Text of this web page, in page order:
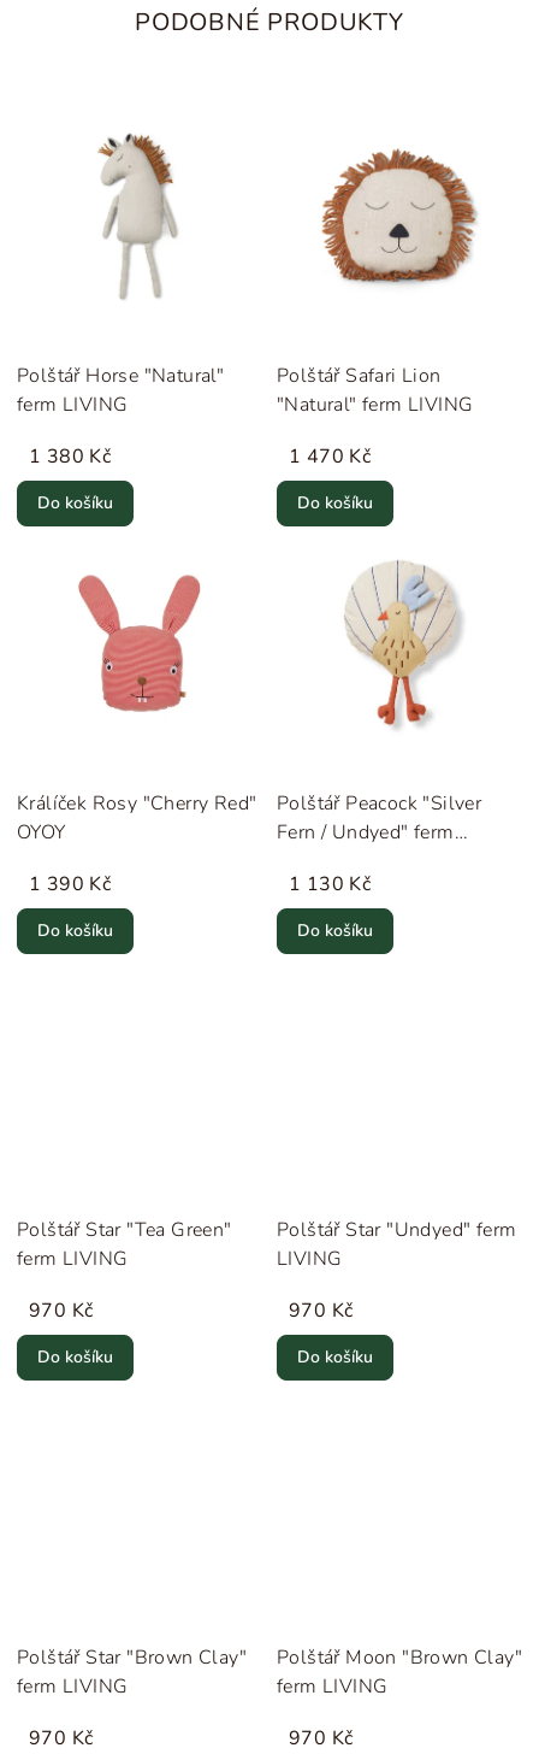
PODOBNÉ PRODUKTY
Polštář Horse "Natural"
ferm LIVING
1 380 Kč
Do košíku
Polštář Safari Lion
"Natural" ferm LIVING
1 470 Kč
Do košíku
Králíček Rosy "Cherry Red"
OYOY
1 390 Kč
Do košíku
Polštář Peacock "Silver
Fern / Undyed" ferm
1 130 Kč
Do košíku
Polštář Star "Tea Green"
ferm LIVING
970 Kč
Do košíku
Polštář Star "Undyed" ferm
LIVING
970 Kč
Do košíku
Polštář Star "Brown Clay"
ferm LIVING
970 Kč
Polštář Moon "Brown Clay"
ferm LIVING
970 Kč